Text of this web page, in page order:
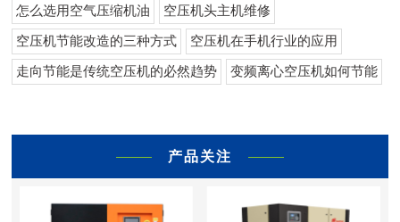
怎么选用空气压缩机油 空压机头主机维修
空压机节能改造的三种方式 空压机在手机行业的应用
走向节能是传统空压机的必然趋势 变频离心空压机如何节能
产品关注